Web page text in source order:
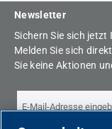
Newsletter
Sichern Sie sich jetzt
Melden Sie sich
Sie keine Aktionen